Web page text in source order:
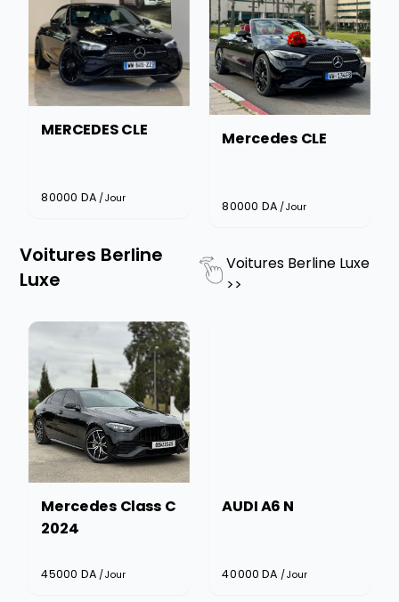
MERCEDES CLE
80000 DA /Jour
Mercedes CLE
80000 DA /Jour
Voitures Berline
Luxe
Voitures Berline Luxe
>>
Mercedes Class C
2024
45000 DA /Jour
AUDI A6 N
40000 DA /Jour